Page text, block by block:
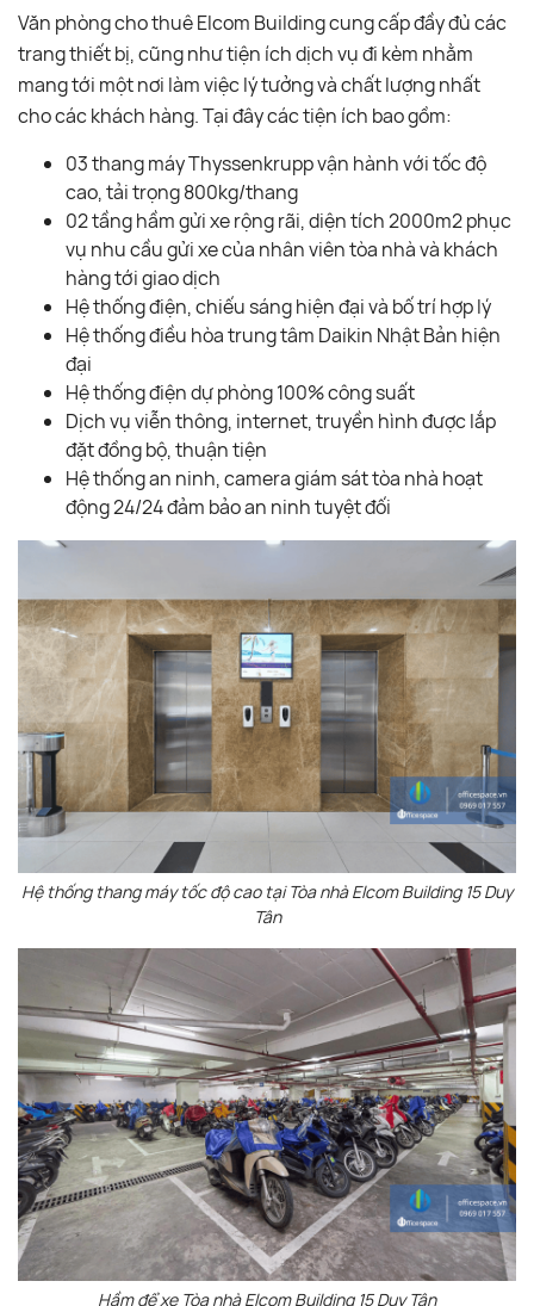
Văn phòng cho thuê Elcom Building cung cấp đầy đủ các
trang thiết bị, cũng như tiện ích dịch vụ đi kèm nhằm
mang tới một nơi làm việc lý tưởng và chất lượng nhất
cho các khách hàng. Tại đây các tiện ích bao gồm:
03 thang máy Thyssenkrupp vận hành với tốc độ
cao, tải trọng 800kg/thang
02 tầng hầm gửi xe rộng rãi, diện tích 2000m2 phục
vụ nhu cầu gửi xe của nhân viên tòa nhà và khách
hàng tới giao dịch
Hệ thống điện, chiếu sáng hiện đại và bố trí hợp lý
Hệ thống điều hòa trung tâm Daikin Nhật Bản hiện
đại
Hệ thống điện dự phòng 100% công suất
Dịch vụ viễn thông, internet, truyền hình được lắp
đặt đồng bộ, thuận tiện
Hệ thống an ninh, camera giám sát tòa nhà hoạt
động 24/24 đảm bảo an ninh tuyệt đối
Hệ thống thang máy tốc độ cao tại Tòa nhà Elcom Building 15 Duy
Tân
Hầm để xe Tòa nhà Elcom Building 15 Duy Tân